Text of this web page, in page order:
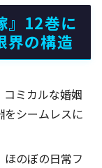
』12巻に
界の構造
コミカルな婚姻
をシームレスに
ほのぼの日常フ